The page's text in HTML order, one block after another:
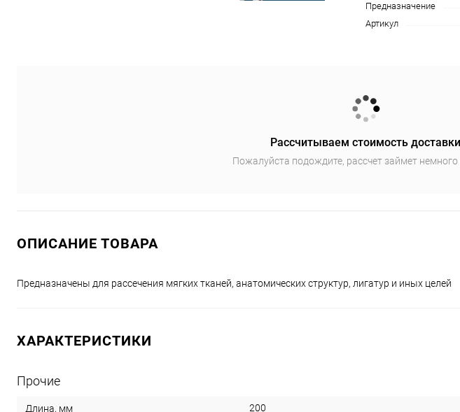
Предназначение
Артикул
Рассчитываем стоимость доставки
Пожалуйста подождите, рассчет займет
ОПИСАНИЕ ТОВАРА
Предназначены для рассечения мягких тканей, анатомических структур, лигатур и иных целей
ХАРАКТЕРИСТИКИ
Прочие
Длина, мм 200